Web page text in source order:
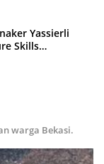
Yassierli
Skills
warga Bekasi.